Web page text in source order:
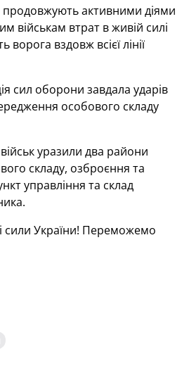
продовжують активними діями
військам втрат в живій силі
ворога вздовж всієї лінії
сил оборони завдала ударів
особового складу
уразили два райони
складу, озброєння та
управління та склад
сили України! Переможемо